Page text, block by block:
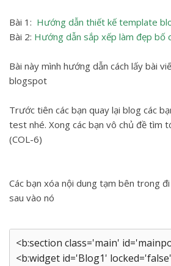
Bài 1: Hướng dẫn thiết kế template
Bài 2: Hướng dẫn sắp xếp làm đẹp bố
Bài này mình hướng dẫn cách lấy bài
blogspot
Trước tiên các bạn quay lại blog các
test nhé. Xong các bạn vô chủ đề tìm
(COL-6)
Các bạn xóa nội dung tạm bên trong
sau vào nó
<b:section class='main'
<b:widget id='Blog1'